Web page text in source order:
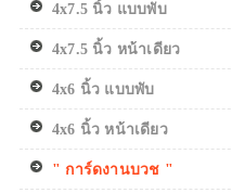
4x7.5 นิ้ว แบบพับ
4x7.5 นิ้ว หน้าเดียว
4x6 นิ้ว แบบพับ
4x6 นิ้ว หน้าเดียว
" การ์ดงานบวช "